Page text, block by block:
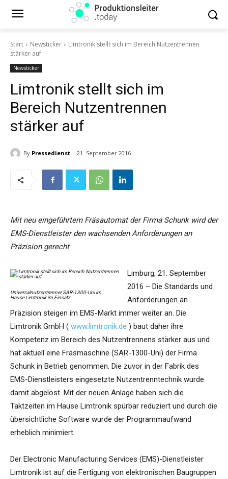
Start Newsticker
Limtronik stellt sich im Bereich Nutzentrennen
stärker auf
Newsticker
Limtronik stellt sich im
Bereich Nutzentrennen
stärker auf
By Pressedienst 21. September 2016
Mit neu eingeführtem Fräsautomat der Firma Schunk wird der
EMS-Dienstleister den wachsenden Anforderungen an
Präzision gerecht
Universalnutzentrenner SAR-1300-Uni im
Hause Limtronik im Einsatz
Limburg, 21. September
2016 – Die Standards und
Anforderungen an
Präzision steigen im EMS-Markt immer weiter an. Die
Limtronik GmbH ( www.limtronik.de ) baut daher ihre
Kompetenz im Bereich des Nutzentrennens stärker aus und
hat aktuell eine Fräsmaschine (SAR-1300-Uni) der Firma
Schunk in Betrieb genommen. Die zuvor in der Fabrik des
EMS-Dienstleisters eingesetzte Nutzentrenntechnik wurde
damit abgelöst. Mit der neuen Anlage haben sich die
Taktzeiten im Hause Limtronik spürbar reduziert und durch die
übersichtliche Software wurde der Programmaufwand
erheblich minimiert.
Der Electronic Manufacturing Services (EMS)-Dienstleister
Limtronik ist auf die Fertigung von elektronischen Baugruppen